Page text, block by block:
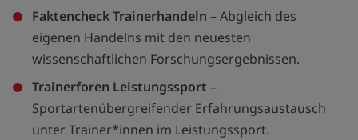
Faktencheck Trainerhandeln – Abgleich des
eigenen Handelns mit den neuesten
wissenschaftlichen Forschungsergebnissen.
Trainerforen Leistungssport –
Sportartenübergreifender Erfahrungsaustausch
unter Trainer*innen im Leistungssport.